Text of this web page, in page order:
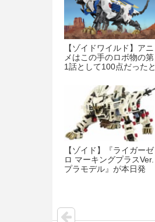
【ゾイドワイルド】アニ
メはこの手のロボ物の第
1話として100点だったと
【ゾイド】『ライガーゼ
ロ マーキングプラスVer.
プラモデル』が本日発